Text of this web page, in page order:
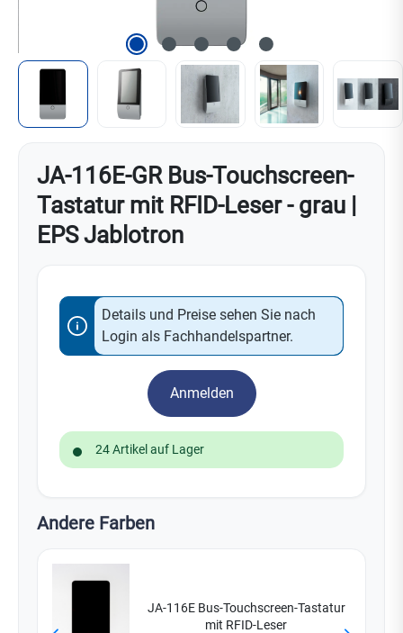
JA-116E-GR Bus-Touchscreen-
Tastatur mit RFID-Leser - grau |
EPS Jablotron
Details und Preise sehen Sie nach
Login als Fachhandelspartner.
Anmelden
24 Artikel auf Lager
Andere Farben
JA-116E Bus-Touchscreen-Tastatur
mit RFID-Leser